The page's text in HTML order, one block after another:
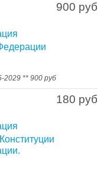
900 руб
2029 ** 900 руб
180 руб